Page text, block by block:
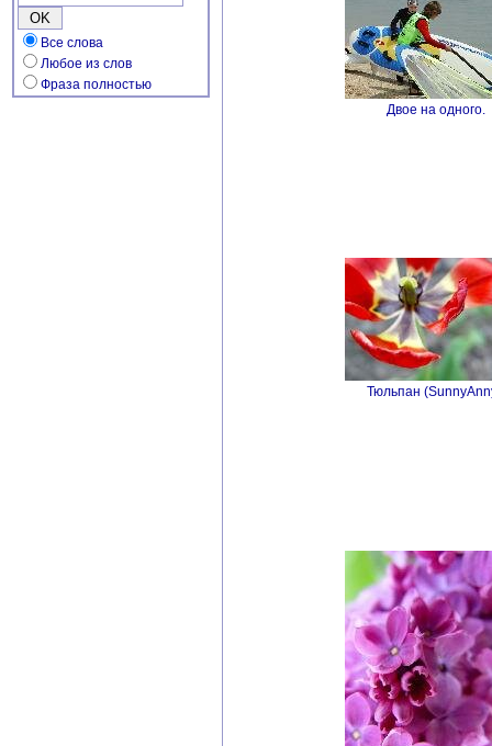
Все слова
Любое из слов
Фраза полностью
Двое на одного.
Тюльпан